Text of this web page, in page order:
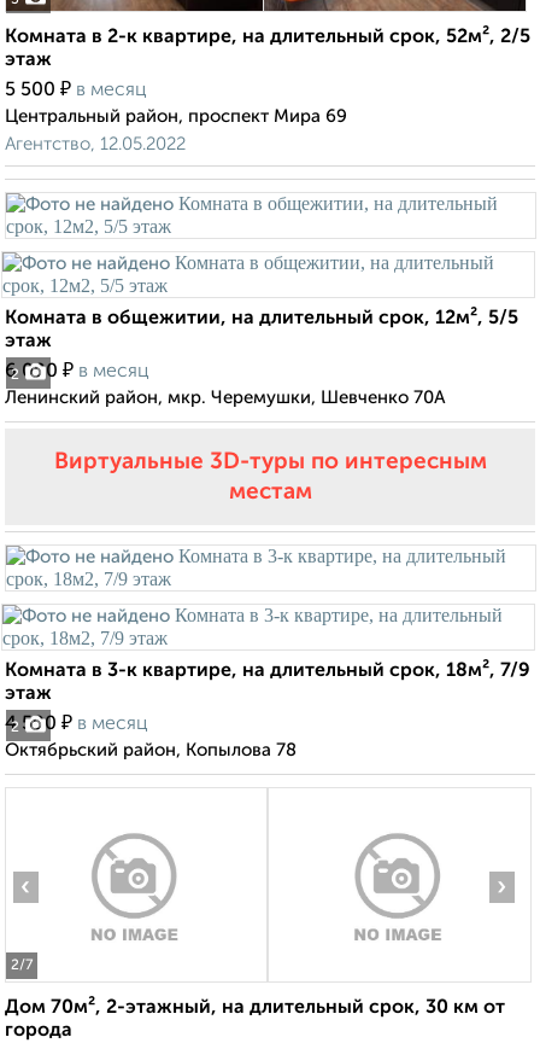
Комната в 2-к квартире, на длительный срок, 52м², 2/5
этаж
5 500 ₽ в месяц
Центральный район, проспект Мира 69
Агентство, 12.05.2022
2
Комната в общежитии, на длительный срок, 12м², 5/5
этаж
6 000 ₽ в месяц
Ленинский район, мкр. Черемушки, Шевченко 70А
Виртуальные 3D-туры по интересным
местам
2
Комната в 3-к квартире, на длительный срок, 18м², 7/9
этаж
4 500 ₽ в месяц
Октябрьский район, Копылова 78
2/7
‹ ›
Дом 70м², 2-этажный, на длительный срок, 30 км от
города